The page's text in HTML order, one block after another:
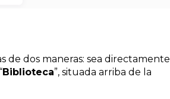
de dos maneras: sea directamente
Biblioteca”, situada arriba de la